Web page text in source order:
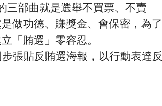
三部曲就是選舉不買票、不賣
做功德、賺獎金、會保密，為了
「賄選」零容忍。
張貼反賄選海報，以行動表達反